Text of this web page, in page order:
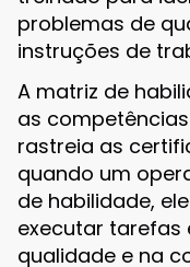
problemas de
instruções de
A matriz de
as
rastreia as
quando um
de habilidade,
executar tarefas
qualidade e na